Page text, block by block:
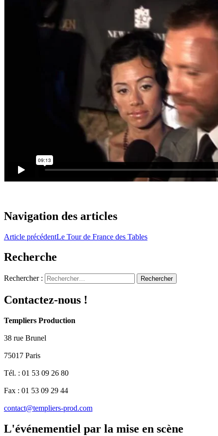
Navigation des articles
Article précédentLe Tour de France des Tables
Recherche
Rechercher :
Contactez-nous !
Templiers Production
38 rue Brunel
75017 Paris
Tél. : 01 53 09 26 80
Fax : 01 53 09 29 44
contact@templiers-prod.com
L'événementiel par la mise en scène